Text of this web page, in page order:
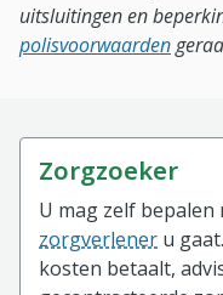
uitsluitingen en
polisvoorwaarden
Zorgzoeker
U mag zelf bepalen
zorgverlener u
kosten betaalt,